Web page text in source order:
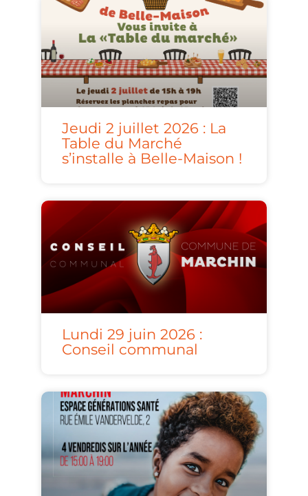
Jeudi 2 juillet 2026 : La
Table du Marché
s’installe à Belle-Maison !
Lundi 29 juin 2026 :
Conseil communal